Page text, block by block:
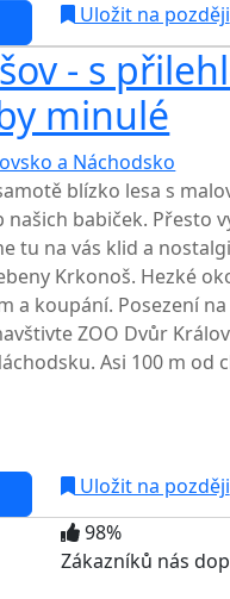
Uložit na později
- s
minulé
a Náchodsko
blízko lesa s
babiček. Přesto
tu na vás klid a
Krkonoš. Hezké
a koupání. Posezení
ZOO Dvůr
Asi 100 m od
Uložit na později
98%
Zákazníků nás